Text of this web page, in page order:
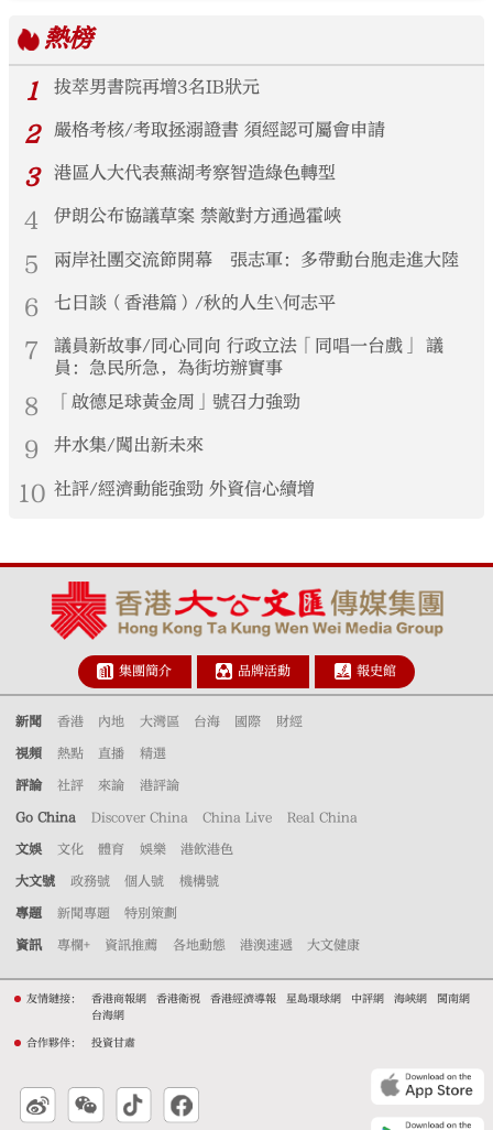
熱榜
1
拔萃男書院再增3名IB狀元
2 嚴格考核/考取拯溺證書 須經認可屬會申請
3 港區人大代表蕪湖考察智造綠色轉型
4 伊朗公布協議草案 禁敵對方通過霍峽
5 兩岸社團交流節開幕 張志軍：多帶動台胞走進大陸
6 七日談（香港篇）/秋的人生\何志平
7
議員新故事/同心同向 行政立法「同唱一台戲」 議
員：急民所急，為街坊辦實事
8 「啟德足球黃金周」號召力強勁
9 井水集/闖出新未來
10 社評/經濟動能強勁 外資信心續增
集團簡介 品牌活動 報史館
新聞 香港 內地 大灣區 台海 國際 財經
視頻 熱點 直播 精選
評論 社評 來論 港評論
Go China Discover China China Live Real China
文娛 文化 體育 娛樂 港飲港色
大文號 政務號 個人號 機構號
專題 新聞專題 特別策劃
資訊 專欄+ 資訊推薦 各地動態 港澳速遞 大文健康
友情鏈接： 香港商報網 香港衛視 香港經濟導報 星島環球網 中評網 海峽網
閩南網
台海網
合作夥伴： 投資甘肅